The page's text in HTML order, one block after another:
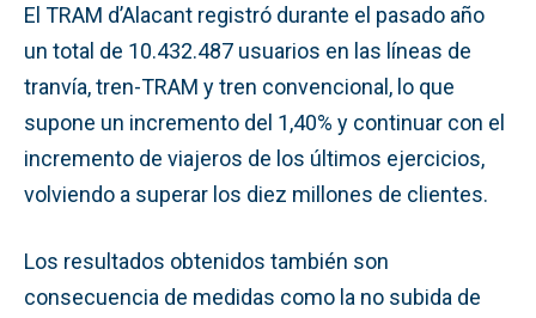
El TRAM d’Alacant registró durante el pasado año
un total de 10.432.487 usuarios en las líneas de
tranvía, tren-TRAM y tren convencional, lo que
supone un incremento del 1,40% y continuar con el
incremento de viajeros de los últimos ejercicios,
volviendo a superar los diez millones de clientes.
Los resultados obtenidos también son
consecuencia de medidas como la no subida de